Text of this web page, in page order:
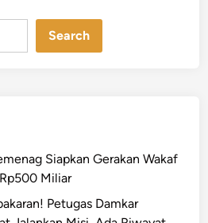
Search
Siapkan Gerakan Wakaf
Miliar
Petugas Damkar